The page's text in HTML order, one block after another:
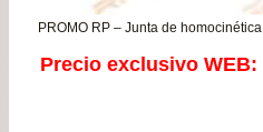
Precio exclusivo WEB: